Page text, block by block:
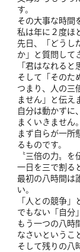
す。
その大事な時間
私は年に２度ほ
先日、「どうし
か」と質問して
「君はなれると
そして「そのた
つまり、人の三
ません」と伝え
自分は動かずに
まくいきません。
まず自らが一所
るものです。
〝三倍の力〟を
一日を三で割る
最初の八時間は
い。
「人との競争
でもない「自分
もう一つの八時
なさいというこ
そして残りの八